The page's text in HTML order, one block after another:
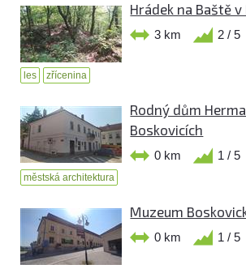
Hrádek na Baště
3 km 2 / 5
les zřícenina
Rodný dům
Boskovicích
0 km 1 / 5
městská architektura
Muzeum
0 km 1 / 5